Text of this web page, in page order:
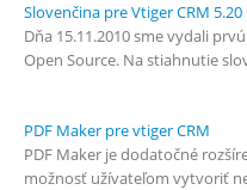
Slovenčina pre Vtiger CRM 5.20
Dňa 15.11.2010 sme vydali
Open Source. Na stiahnutie
PDF Maker pre vtiger CRM
PDF Maker je dodatočné
možnosť užívateľom vytvoriť